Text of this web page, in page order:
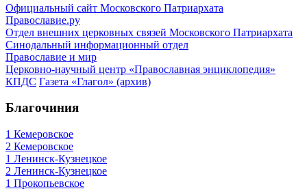
Официальный сайт Московского Патриархата
Православие.ру
Отдел внешних церковных связей Московского Патриархата
Синодальный информационный отдел
Православие и мир
Церковно-научный центр «Православная энциклопедия»
КПДС Газета «Глагол» (архив)
Благочиния
1 Кемеровское
2 Кемеровское
1 Ленинск-Кузнецкое
2 Ленинск-Кузнецкое
1 Прокопьевское